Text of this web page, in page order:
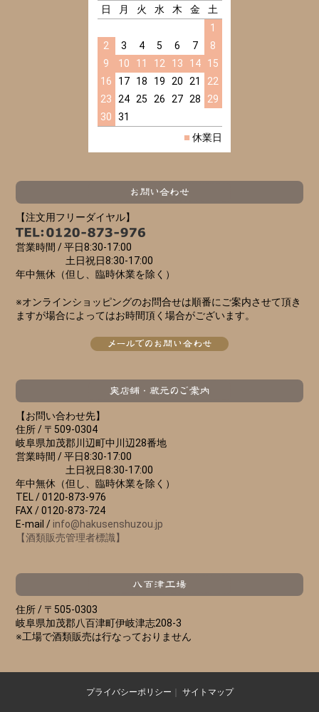
日 月 火 水 木 金
土
1
2
3 4 5 6 7
8
9
10 11 12 13 14
15
16
17 18 19 20 21
22
23
24 25 26 27 28
29
30
31
■ 休業日
【注文用フリーダイヤル】
営業時間 / 平日8:30-17:00
土日祝日8:30-17:00
年中無休（但し、臨時休業を除く）
※オンラインショッピングのお問合せは順番にご案内させて頂き
ますが場合によってはお時間頂く場合がございます。
【お問い合わせ先】
住所 / 〒509-0304
岐阜県加茂郡川辺町中川辺28番地
営業時間 / 平日8:30-17:00
土日祝日8:30-17:00
年中無休（但し、臨時休業を除く）
TEL / 0120-873-976
FAX / 0120-873-724
E-mail / info@hakusenshuzou.jp
【酒類販売管理者標識】
住所 / 〒505-0303
岐阜県加茂郡八百津町伊岐津志208-3
※工場で酒類販売は行なっておりません
プライバシーポリシー ｜ サイトマップ